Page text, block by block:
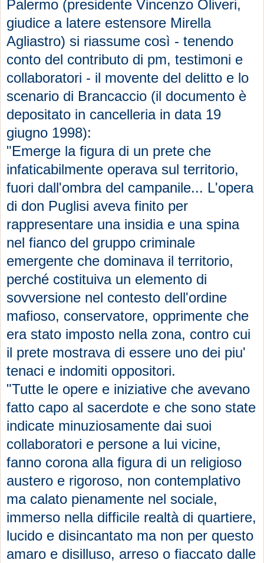
Palermo (presidente Vincenzo Oliveri,
giudice a latere estensore Mirella
Agliastro) si riassume così - tenendo
conto del contributo di pm, testimoni e
collaboratori - il movente del delitto e lo
scenario di Brancaccio (il documento è
depositato in cancelleria in data 19
giugno 1998):
"Emerge la figura di un prete che
infaticabilmente operava sul territorio,
fuori dall'ombra del campanile... L'opera
di don Puglisi aveva finito per
rappresentare una insidia e una spina
nel fianco del gruppo criminale
emergente che dominava il territorio,
perché costituiva un elemento di
sovversione nel contesto dell'ordine
mafioso, conservatore, opprimente che
era stato imposto nella zona, contro cui
il prete mostrava di essere uno dei piu'
tenaci e indomiti oppositori.
"Tutte le opere e iniziative che avevano
fatto capo al sacerdote e che sono state
indicate minuziosamente dai suoi
collaboratori e persone a lui vicine,
fanno corona alla figura di un religioso
austero e rigoroso, non contemplativo
ma calato pienamente nel sociale,
immerso nella difficile realtà di quartiere,
lucido e disincantato ma non per questo
amaro e disilluso, arreso o fiaccato dalle